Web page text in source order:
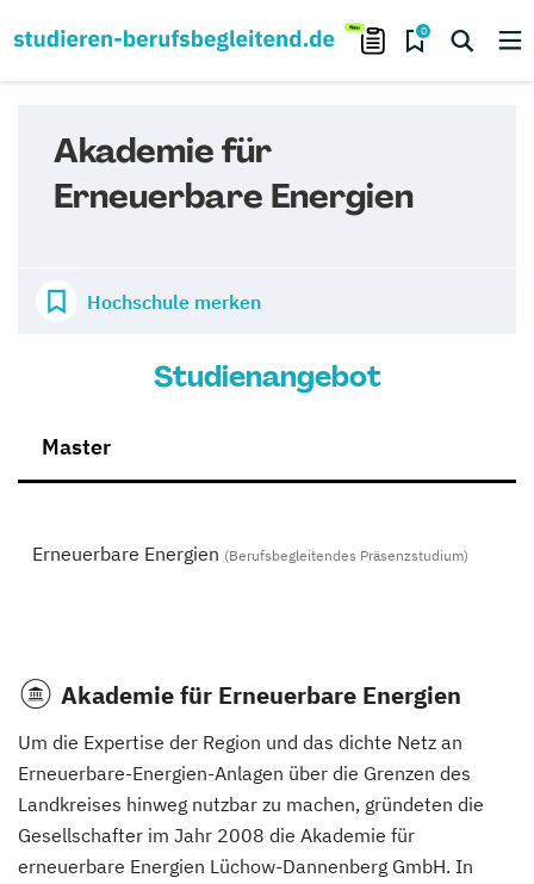
0
Akademie für
Erneuerbare Energien
Hochschule merken
Studienangebot
Master
Erneuerbare Energien (Berufsbegleitendes Präsenzstudium)
Akademie für Erneuerbare Energien
Um die Expertise der Region und das dichte Netz an
Erneuerbare-Energien-Anlagen über die Grenzen des
Landkreises hinweg nutzbar zu machen, gründeten die
Gesellschafter im Jahr 2008 die Akademie für
erneuerbare Energien Lüchow-Dannenberg GmbH. In